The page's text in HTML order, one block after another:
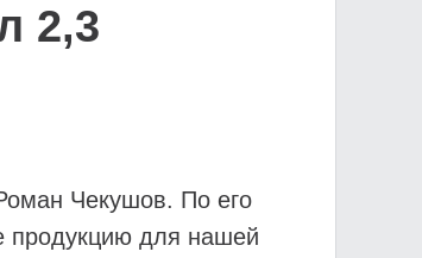
2,3
Чекушов. По его
продукцию для нашей